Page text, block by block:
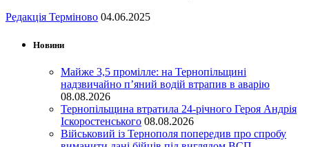
Редакція Терміново 04.06.2025
Новини
Майже 3,5 промілле: на Тернопільщині
надзвичайно п’яний водій втрапив в аварію
08.08.2026
Тернопільщина втратила 24-річного Героя Андрія
Іскоростенського 08.08.2026
Військовий із Тернополя попередив про спробу